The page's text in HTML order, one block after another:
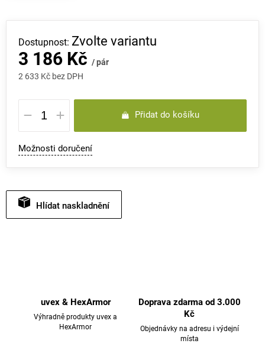
3 186 Kč / pár
2 633 Kč bez DPH
Měrná
cena:
Zvolte variantu
Přidat do košíku
Možnosti doručení
Hlídat
uvex & HexArmor
Výhradně produkty uvex a
HexArmor
Doprava zdarma od 3.000
Kč
Objednávky na adresu i výdejní
místa